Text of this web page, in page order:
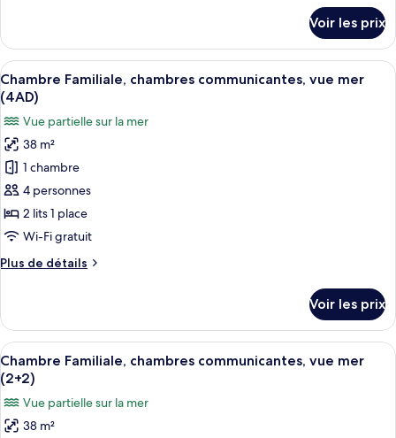
le
type
de
chambre
Chambre
Familiale
(2+2)
Voir les prix
Afficher
toutes
les
photos
pour
ce
type
de
chambre :
Familiale,
vue
mer
(4AD)
Une chambre d’hôtel avec deux lits,
3
Chambre Familiale, chambres communicantes, vue mer
(4AD)
Vue partielle sur la mer
38 m²
1 chambre
4 personnes
2 lits 1 place
Wi-Fi gratuit
Plus de détails
Plus
le
type
de
chambre
Chambre
Familiale,
chambres
Voir les prix
Afficher
toutes
les
photos
pour
Une chambre d’hôtel avec deux lits,
3
Chambre Familiale, chambres communicantes, vue mer
(2+2)
Vue partielle sur la mer
38 m²